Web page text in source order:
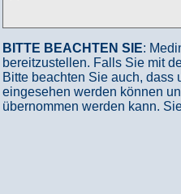
BITTE BEACHTEN SIE:
bereitzustellen. Falls Sie mit
Bitte beachten Sie auch, dass
eingesehen werden können
übernommen werden kann.